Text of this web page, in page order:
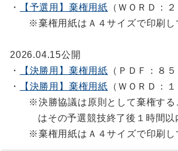
５月１３日（水）ごろ～ＷｅｂＳ
す。
2026.04.25更新
【各種書式について】
棄権届、リレーオーダー用紙など
会場へ持参して下さい。
・
【予選用】棄権用紙 （ＷＯＲＤ：２
※棄権用紙はＡ４サイズで印刷し
2026.04.15公開
・
【決勝用】棄権用紙 （ＰＤＦ：８５
・
【決勝用】棄権用紙 （ＷＯＲＤ：１
※決勝協議は原則として棄権す
はその予選競技終了後１時間
※棄権用紙はＡ４サイズで印刷し